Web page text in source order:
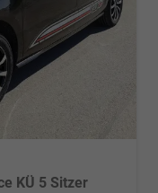
KÜ 5 Sitzer